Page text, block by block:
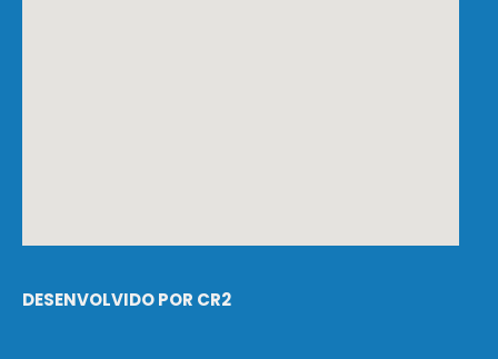
DESENVOLVIDO POR CR2